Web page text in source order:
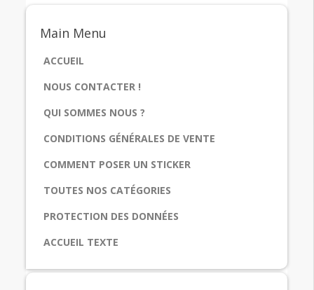
Main Menu
ACCUEIL
NOUS CONTACTER !
QUI SOMMES NOUS ?
CONDITIONS GÉNÉRALES DE VENTE
COMMENT POSER UN STICKER
TOUTES NOS CATÉGORIES
PROTECTION DES DONNÉES
ACCUEIL TEXTE